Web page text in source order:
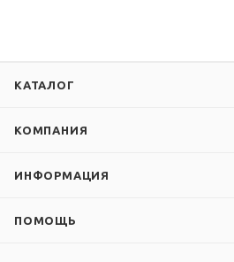
КАТАЛОГ
КОМПАНИЯ
ИНФОРМАЦИЯ
ПОМОЩЬ